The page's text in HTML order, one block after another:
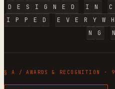
D E S I G N E D I N C
I
P P E D E V E R Y W H
N
G N
§ A / AWARDS & RECOGNITION · 9